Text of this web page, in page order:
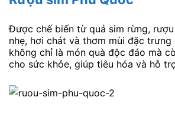
Được chế biến từ quả sim rừng,
nhẹ, hơi chát và thơm mùi đặc trưng
không chỉ là món quà độc đáo mà
cho sức khỏe, giúp tiêu hóa và hỗ